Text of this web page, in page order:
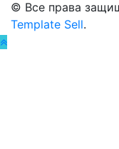
© Все права
Template Sell.